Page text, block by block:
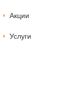
Акции
Услуги